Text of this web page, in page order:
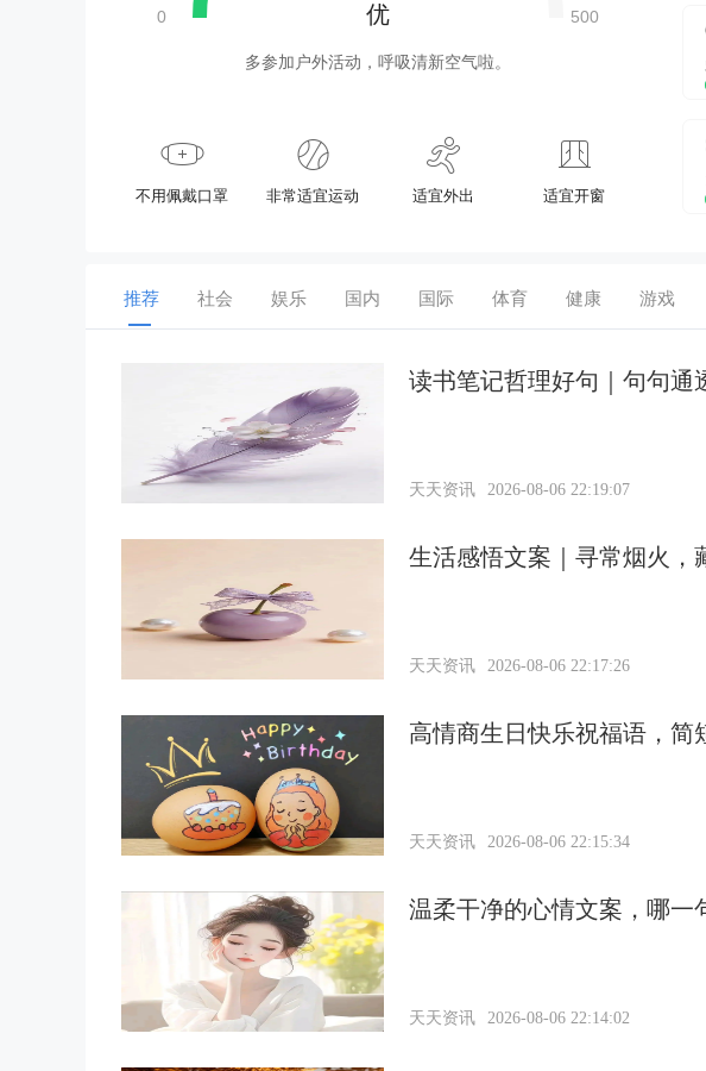
优
多参加户外活动，呼吸清新空气啦。
不用佩戴口罩 非常适宜运动 适宜外出 适宜开窗
推荐 社会 娱乐 国内 国际 体育 健康 游戏
读书笔记哲理好句｜句句通
天天资讯 2026-08-06 22:19:07
生活感悟文案｜寻常烟火，
天天资讯 2026-08-06 22:17:26
高情商生日快乐祝福语，简
天天资讯 2026-08-06 22:15:34
温柔干净的心情文案，哪一
天天资讯 2026-08-06 22:14:02